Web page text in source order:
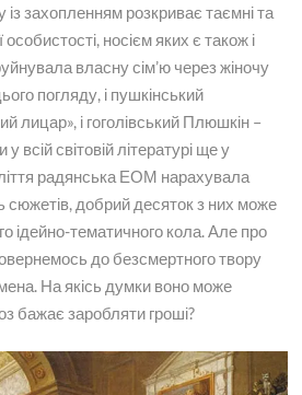
захопленням розкриває таємні та
носієм яких є також і
власну сім’ю через жіночу
погляду, і пушкінський
лицар», і гоголівський Плюшкін –
всій світовій літературі ще у
радянська ЕОМ нарахувала
сюжетів, добрий десяток з них може
ідейно-тематичного кола. Але про
до безсмертного твору
На якісь думки воно може
бажає заробляти гроші?